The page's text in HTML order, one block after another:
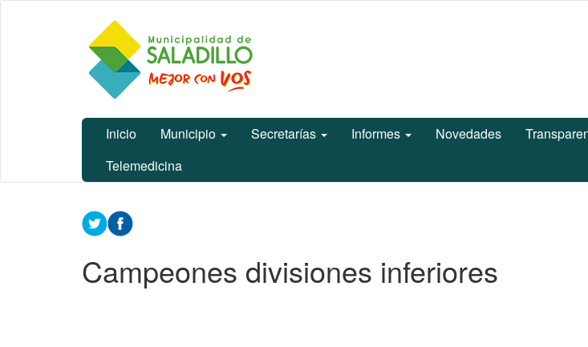
Municipalidad
de Saladillo
Inicio Municipio Secretarías Informes Novedades
Telemedicina
Contenido
principal
Campeones divisiones inferiores